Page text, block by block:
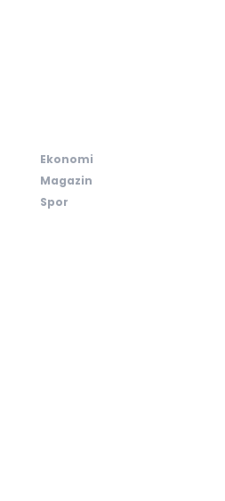
Ekonomi
Magazin
Spor